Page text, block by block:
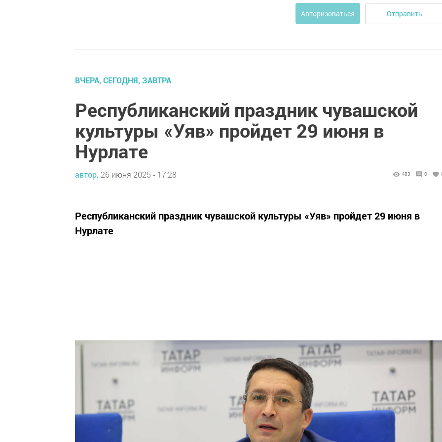
Авторизоваться Отправить
ВЧЕРА, СЕГОДНЯ, ЗАВТРА
Республиканский праздник чувашской
культуры «Уяв» пройдет 29 июня в
Нурлате
автор, 26 июня 2025 - 17:28 483 0
Республиканский праздник чувашской культуры «Уяв» пройдет 29 июня в
Нурлате